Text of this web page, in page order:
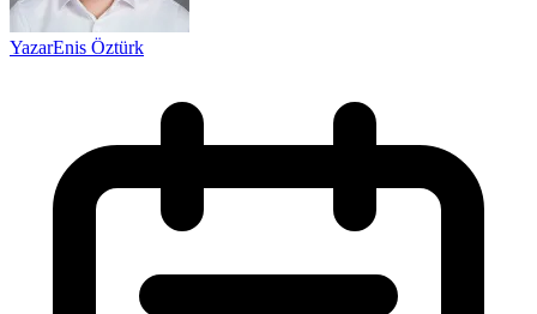
YazarEnis Öztürk